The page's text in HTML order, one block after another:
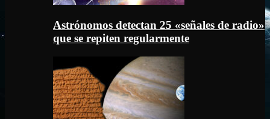
Astrónomos detectan 25 «señales de radio»
que se repiten regularmente